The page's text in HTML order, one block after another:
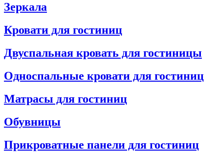
Зеркала
Кровати для гостиниц
Двуспальная кровать для гостиницы
Односпальные кровати для гостиниц
Матрасы для гостиниц
Обувницы
Прикроватные панели для гостиниц